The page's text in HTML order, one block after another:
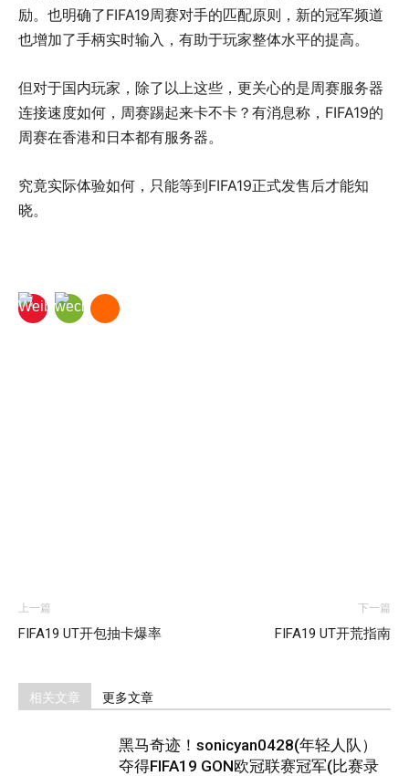
励。也明确了FIFA19周赛对手的匹配原则，新的冠军频道
也增加了手柄实时输入，有助于玩家整体水平的提高。
但对于国内玩家，除了以上这些，更关心的是周赛服务器
连接速度如何，周赛踢起来卡不卡？有消息称，FIFA19的
周赛在香港和日本都有服务器。
究竟实际体验如何，只能等到FIFA19正式发售后才能知
晓。
上一篇
FIFA19 UT开包抽卡爆率
下一篇
FIFA19 UT开荒指南
相关文章 更多文章
黑马奇迹！sonicyan0428(年轻人队）
夺得FIFA19 GON欧冠联赛冠军(比赛录